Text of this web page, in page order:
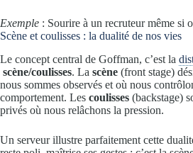
Exemple : Sourire à un recruteur même si
Scène et coulisses : la dualité de nos vies
Le concept central de Goffman, c’est la
scène/coulisses. La scène (front stage)
nous sommes observés et où nous
comportement. Les coulisses (backstage)
privés où nous relâchons la pression.
Un serveur illustre parfaitement cette